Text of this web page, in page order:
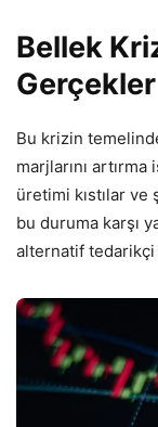
Bellek
Gerçekler
Bu krizin
marjlarını
üretimi kıstılar ve
bu duruma karşı
alternatif tedarikçi